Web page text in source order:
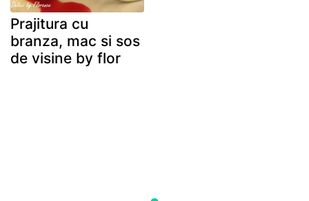
Prajitura cu
branza, mac si sos
de visine by flor